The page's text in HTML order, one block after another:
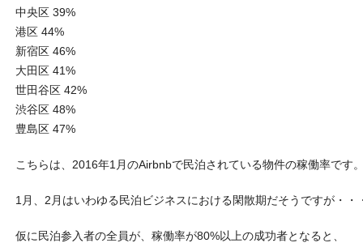
中央区 39%
港区 44%
新宿区 46%
大田区 41%
世田谷区 42%
渋谷区 48%
豊島区 47%
こちらは、2016年1月のAirbnbで民泊されている物件の稼働率です
1月、2月はいわゆる民泊ビジネスにおける閑散期だそうですが・・
仮に民泊参入者の全員が、稼働率が80%以上の成功者となると、